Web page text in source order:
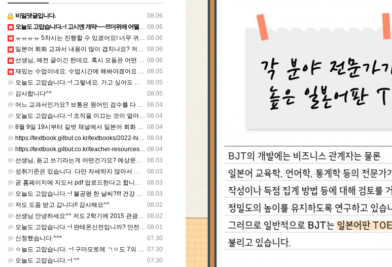
08.06
비밀댓글입니다.
08.06
오늘도 고맙습니다.~! 고시엔 개먁~~~!!!더위에 어떨라나요...감사합니다. ^^
08.06
ㅠㅠㅠㅠ 5차시는 진행할 수 있겠어요! 너무 귀한 자료 정말 감사합니다!!!
08.06
일본어 회화 교과서 내용이 많이 겹치나요? 저는 1,2학기 출판사가 달라서인지, 회화 단어와 분량이 더 많다…
08.06
선생님, 예전 글이긴 한데요. 혹시 모둠은 어떤 식으로 구성하셨을까요? 진단평가를 보시고 모둠장(도우미학생)…
08.05
재밌는 수업이네요. 수업시간에 해봐야겠어요 감사합니다
08.05
오늘도 고맙습니다.~! 그렇네요. 가고 싶어도 다른 사람에게 민폐는 안되는 것... 감사해요. ^^
08.05
감사합니다^^
08.04
어느 교과서인가요? 보통은 원어민 검수를 다 할 것 같은데...
08.04
오늘도 고맙습니다.~! 조직을 이끄는 것이 얼마나 어려운 일일까요? 우선 봉사하는 마음이 필요!!! 감사해요…
08.04
8월 9일 19시부터 길벗 채널에서 일본어 회화 관련 연수를 저작 직강으로 한다고 합니다. 많이 도움이 되실…
08.04
https://textbook.gilbut.co.kr/textbooks/2022-high-school-jap…
08.04
https://textbook.gilbut.co.kr/teacher-resources/2022-high-sc…
08.03
선생님, 듣고 쓰기라는게 어떤건가요? 예상문장 20~30개 중 몇개를 틀어주고 들리는대로 쓰는 건가요? 자세…
08.03
성취기준은 있습니다. 다만 자세하지 않아서 교과서 내용에 맞게 좀 더 구체적으로 재구조화를 하신 선생님이 계…
08.03
곧 홈페이지에 지도서 pdf 업로드한다고 합니다. 이번 주나 다음 주에 e-book 기반 전자저작물도 업로드…
08.03
오늘도 고맙습니다.~! 불공평 한 날씨?!!! 건강 최고 입니다. ^^
08.02
저도 도움 받고 갑니다!! 감사해요^^
08.02
선생님 안녕하세요^^ 저도 2학기에 2015 관광일본어를 평가계획을 세우려고 하는데. ..아무리 찾아도 없어…
08.01
오늘도 고맙습니다.~! 판테온신전입니까? 안전 제일!! ㅎㅎ 감사해요. ^^
07.30
신청했습니다.^^*
07.30
ㅇ늘도 고맙습니다. ~! 구마모토에 ㄱㅇ도 7의 지진,,,무사, 안전을 기도 합니다. 감사해요...
07.30
오늘도 고맙습니다.~! ^^